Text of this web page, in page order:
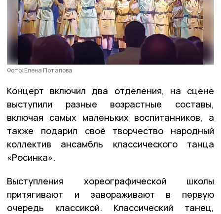
Фото: Елена Потапова
Концерт включил два отделения, на сцене
выступили разные возрастные составы,
включая самых маленьких воспитанников, а
также подарил своё творчество народный
коллектив ансамбль классического танца
«Росинка».
Выступления хореографической школы
притягивают и завораживают в первую
очередь классикой. Классический танец,